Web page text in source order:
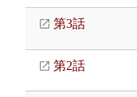
第3話
第2話